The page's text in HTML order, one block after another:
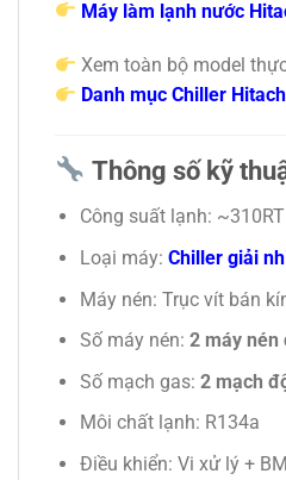
Máy làm lạnh nước
Xem toàn bộ model
Danh mục Chiller
Thông số kỹ
Công suất lạnh:
Loại máy: Chiller giải
Máy nén: Trục vít bán
Số máy nén: 2 máy nén
Số mạch gas: 2 mạch
Môi chất lạnh: R134a
Điều khiển: Vi xử lý +